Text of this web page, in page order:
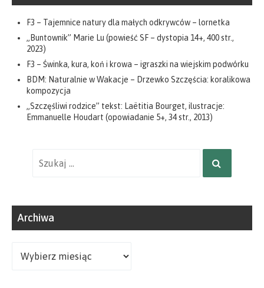
F3 – Tajemnice natury dla małych odkrywców – lornetka
„Buntownik” Marie Lu (powieść SF – dystopia 14+, 400 str.,
2023)
F3 – Świnka, kura, koń i krowa – igraszki na wiejskim podwórku
BDM: Naturalnie w Wakacje – Drzewko Szczęścia: koralikowa
kompozycja
„Szczęśliwi rodzice” tekst: Laëtitia Bourget, ilustracje:
Emmanuelle Houdart (opowiadanie 5+, 34 str., 2013)
SZUKAJ
Archiwa